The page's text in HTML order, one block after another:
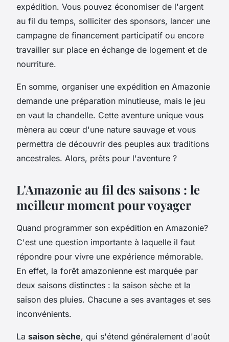
expédition. Vous pouvez économiser de l'argent
au fil du temps, solliciter des sponsors, lancer une
campagne de financement participatif ou encore
travailler sur place en échange de logement et de
nourriture.
En somme, organiser une expédition en Amazonie
demande une préparation minutieuse, mais le jeu
en vaut la chandelle. Cette aventure unique vous
mènera au cœur d'une nature sauvage et vous
permettra de découvrir des peuples aux traditions
ancestrales. Alors, prêts pour l'aventure ?
L'Amazonie au fil des saisons : le
meilleur moment pour voyager
Quand programmer son expédition en Amazonie?
C'est une question importante à laquelle il faut
répondre pour vivre une expérience mémorable.
En effet, la forêt amazonienne est marquée par
deux saisons distinctes : la saison sèche et la
saison des pluies. Chacune a ses avantages et ses
inconvénients.
La saison sèche, qui s'étend généralement d'août